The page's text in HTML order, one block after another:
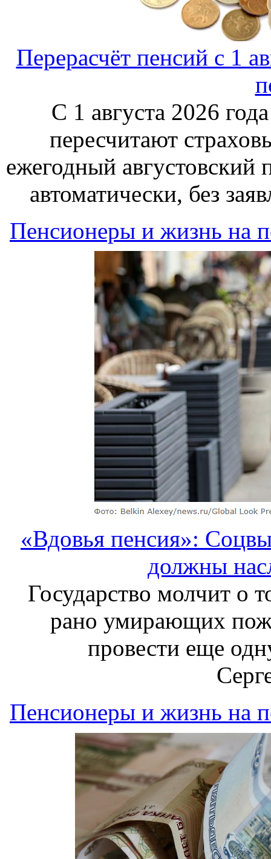
Перерасчёт пенсий с 1
С 1 августа 2026
пересчитают
ежегодный августовский
автоматически, без
Пенсионеры и жизнь на
«Вдовья пенсия»:
должны
Государство молчит о
рано умирающих
провести еще
Пенсионеры и жизнь на